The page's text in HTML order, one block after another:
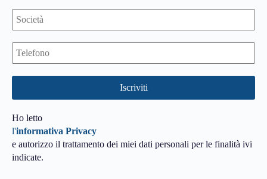
Ho letto
l'informativa Privacy
e autorizzo il trattamento dei miei dati personali per le finalità ivi
indicate.